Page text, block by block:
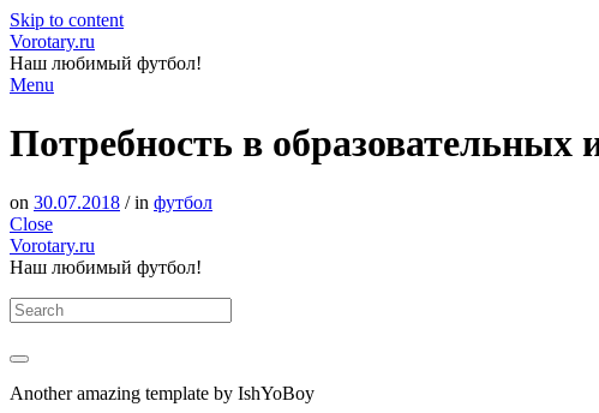
Skip to content
Vorotary.ru
Наш любимый футбол!
Menu
Потребность в
on 30.07.2018 / in футбол
Close
Vorotary.ru
Наш любимый футбол!
Another amazing template by IshYoBoy